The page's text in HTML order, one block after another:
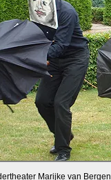
Marijke van Bergen